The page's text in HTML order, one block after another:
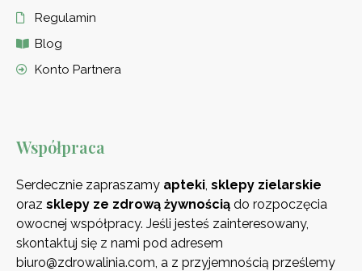
Regulamin
Blog
Konto Partnera
Współpraca
Serdecznie zapraszamy apteki, sklepy zielarskie
oraz sklepy ze zdrową żywnością do rozpoczęcia
owocnej współpracy. Jeśli jesteś zainteresowany,
skontaktuj się z nami pod adresem
biuro@zdrowalinia.com, a z przyjemnością prześlemy